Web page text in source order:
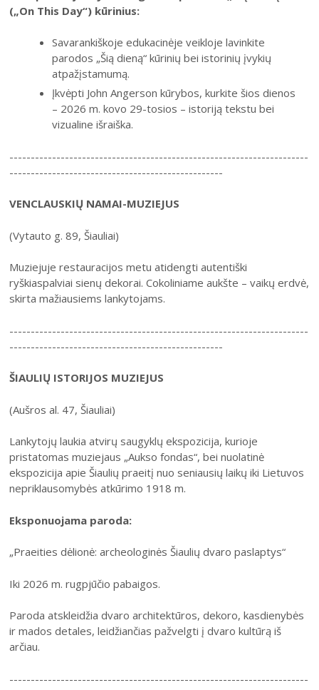
(„On This Day“) kūrinius:
Savarankiškoje edukacinėje veikloje lavinkite
parodos „Šią dieną“ kūrinių bei istorinių įvykių
atpažįstamumą.
Įkvėpti John Angerson kūrybos, kurkite šios dienos
– 2026 m. kovo 29-tosios – istoriją tekstu bei
vizualine išraiška.
----------------------------------------------------------------------
--------------------------------------------------
VENCLAUSKIŲ NAMAI-MUZIEJUS
(Vytauto g. 89, Šiauliai)
Muziejuje restauracijos metu atidengti autentiški
ryškiaspalviai sienų dekorai. Cokoliniame aukšte – vaikų erdvė,
skirta mažiausiems lankytojams.
----------------------------------------------------------------------
--------------------------------------------------
ŠIAULIŲ ISTORIJOS MUZIEJUS
(Aušros al. 47, Šiauliai)
Lankytojų laukia atvirų saugyklų ekspozicija, kurioje
pristatomas muziejaus „Aukso fondas“, bei nuolatinė
ekspozicija apie Šiaulių praeitį nuo seniausių laikų iki Lietuvos
nepriklausomybės atkūrimo 1918 m.
Eksponuojama paroda:
„Praeities dėlionė: archeologinės Šiaulių dvaro paslaptys“
Iki 2026 m. rugpjūčio pabaigos.
Paroda atskleidžia dvaro architektūros, dekoro, kasdienybės
ir mados detales, leidžiančias pažvelgti į dvaro kultūrą iš
arčiau.
----------------------------------------------------------------------